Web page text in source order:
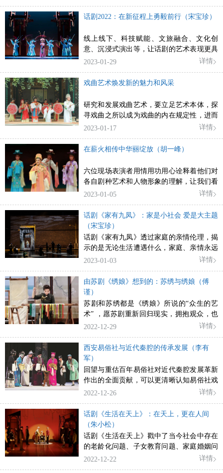
话剧2022：在新征程上勇毅前行（宋宝珍）
线上线下、科技赋能、文旅融合、文化创
意、沉浸式演出等，让话剧的艺术表现更具
现代感和传播效益。
2023-01-29 详情
戏曲艺术焕发新的魅力和风采
研究和发展戏曲艺术，要立足艺术本体，探
寻戏曲之所以成为戏曲的内在规定性，进而
以守正创新推动创造性转化、创新性发展，
2023-01-17 详情
在薪火相传中华丽绽放（胡一峰）
六位现场表演者用情用功用心诠释着他们对
各自剧种艺术和人物形象的理解，让我们看
到了“浙江省文艺名家孵化计划”的成功。
2023-01-05 详情
话剧《家有九凤》：家是小社会 爱是大主题
（宋宝珍）
话剧《家有九凤》透过家庭的亲情伦理，揭
示的是无论生活遭遇什么，家庭、亲情永远
是牢不可破、值得珍视的人伦关系。
2023-01-03 详情
由苏剧《绣娘》想到的：苏绣与绣娘（傅
谨）
苏剧和苏绣都是《绣娘》所说的“众生的艺
术” ，愿苏剧重新回归现实，拥抱观众，也
愿《绣娘》继续打磨，成为苏剧复兴的新台
2022-12-29 详情
西安易俗社与近代秦腔的传承发展（李有
军）
回望与重估百年易俗社对近代秦腔发展革新
作出的全面贡献，可以更清晰认知易俗社戏
曲研究的典范意义。
2022-12-26 详情
话剧《生活在天上》：在天上，更在人间
（朱小松）
话剧《生活在天上》戳中了当今社会中存在
的老龄化问题、子女教育问题、家庭婚姻问
题、城市化过度问题等诸多时代痛点，以高
2022-12-22 详情